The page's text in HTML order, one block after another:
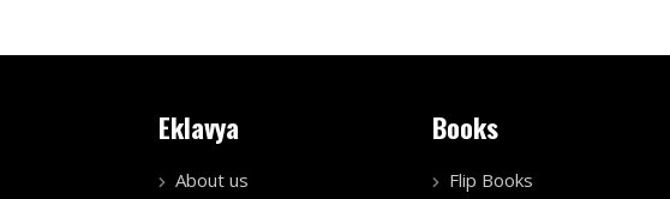
Eklavya
About us
Books
Flip Books